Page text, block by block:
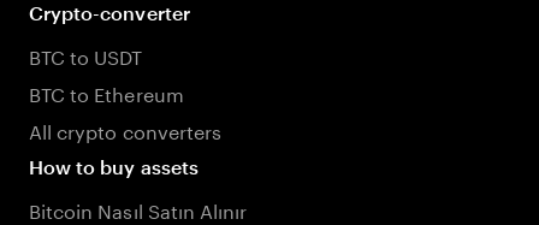
Crypto-converter
BTC to USDT
BTC to Ethereum
All crypto converters
How to buy assets
Bitcoin Nasıl Satın Alınır